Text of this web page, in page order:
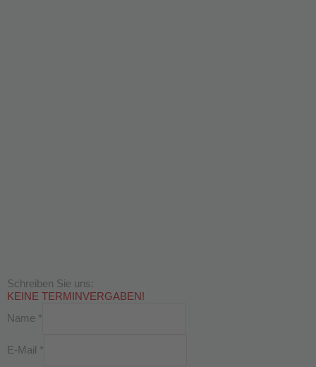
Schreiben Sie uns:
KEINE TERMINVERGABEN!
Name *
E-Mail *